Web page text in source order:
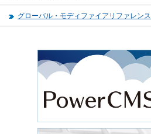
グローバル・モディファイアリファレンス